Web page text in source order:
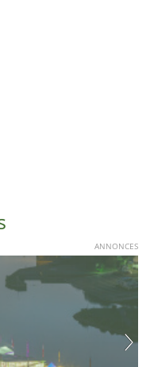
ANNONCES